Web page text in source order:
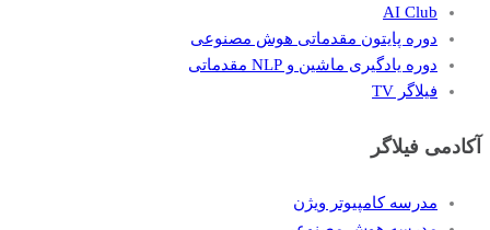
AI Club
دوره پایتون مقدماتی هوش مصنوعی
دوره یادگیری ماشین و NLP مقدماتی
فیلاگر TV
آکادمی فیلاگر
مدرسه کامپیوتر ویژن